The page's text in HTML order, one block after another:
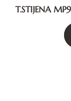
T.STIJENA